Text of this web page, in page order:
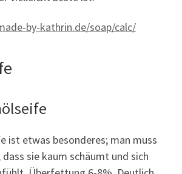
by-kathrin.de/soap/calc/
ist etwas besonderes; man muss
sie kaum schäumt und sich